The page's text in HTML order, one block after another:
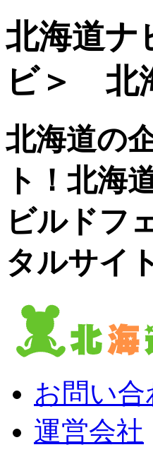
北海道ナ
ビ＞ 北
北海道の
ト！北海
ビルドフ
タルサイ
お問い合
運営会社